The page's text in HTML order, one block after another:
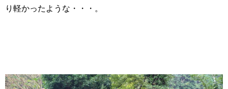
り軽かったような・・・。